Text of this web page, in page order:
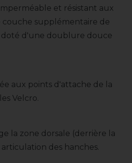
et résistant aux
couche supplémentaire de
d'une doublure douce
aux points d'attache de la
Velcro.
la zone dorsale (derrière la
articulation des hanches.